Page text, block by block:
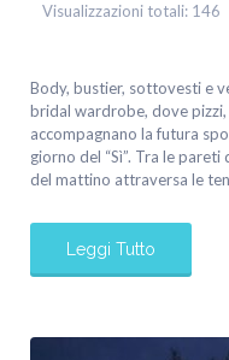
Visualizzazioni totali: 146
Body, bustier, sottovesti e
bridal wardrobe, dove
accompagnano la futura
giorno del “Sì”. Tra le
del mattino attraversa le
Leggi Tutto